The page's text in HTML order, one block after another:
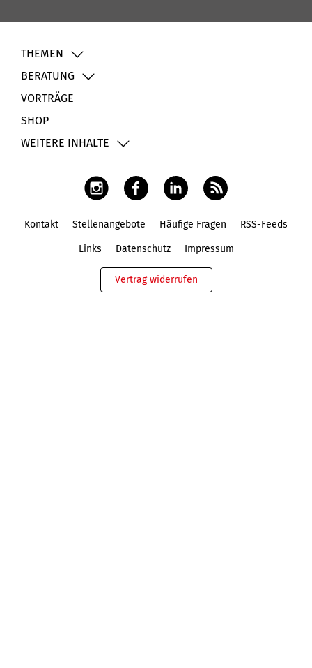
THEMEN
BERATUNG
VORTRÄGE
SHOP
WEITERE INHALTE
Kontakt Stellenangebote Häufige Fragen RSS-Feeds
Links Datenschutz Impressum
Vertrag widerrufen